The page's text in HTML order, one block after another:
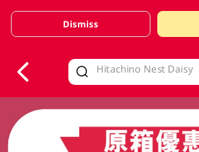
Valid Until 30 June 2026
Dismiss